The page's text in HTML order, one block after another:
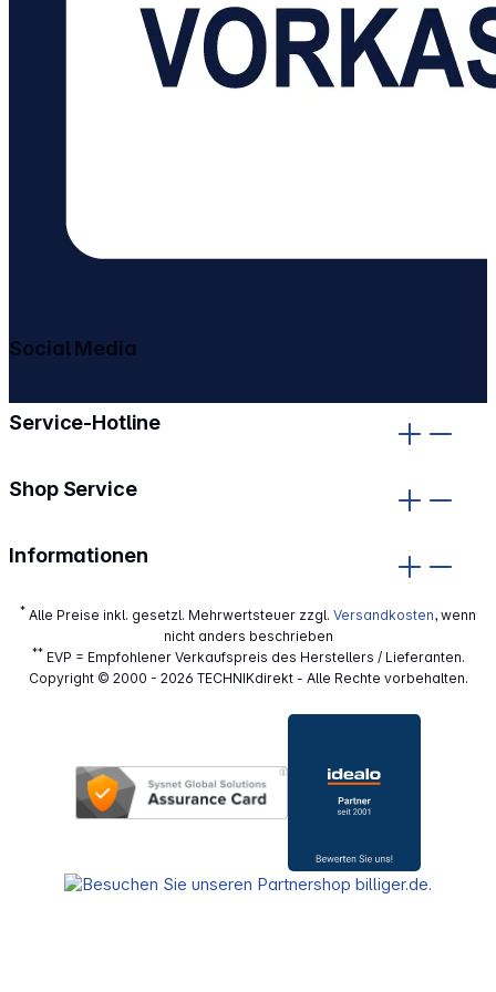
Service-Hotline
Shop Service
Informationen
Social Media
* Alle Preise inkl. gesetzl. Mehrwertsteuer zzgl. Versandkosten, wenn
nicht anders beschrieben
**EVP = Empfohlener Verkaufspreis des Herstellers / Lieferanten.
Copyright © 2000 - 2026 TECHNIKdirekt - Alle Rechte vorbehalten.